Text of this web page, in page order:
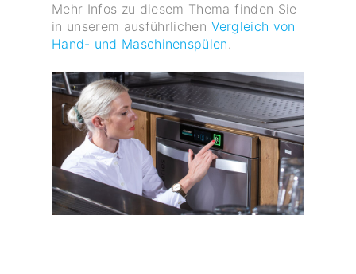
Mehr Infos zu diesem Thema finden Sie
in unserem ausführlichen Vergleich von
Hand- und Maschinenspülen.